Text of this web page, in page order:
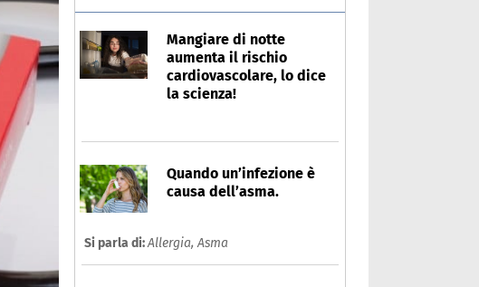
Mangiare di notte
aumenta il rischio
cardiovascolare, lo dice
la scienza!
Quando un’infezione è
causa dell’asma.
Si parla di:Allergia,Asma